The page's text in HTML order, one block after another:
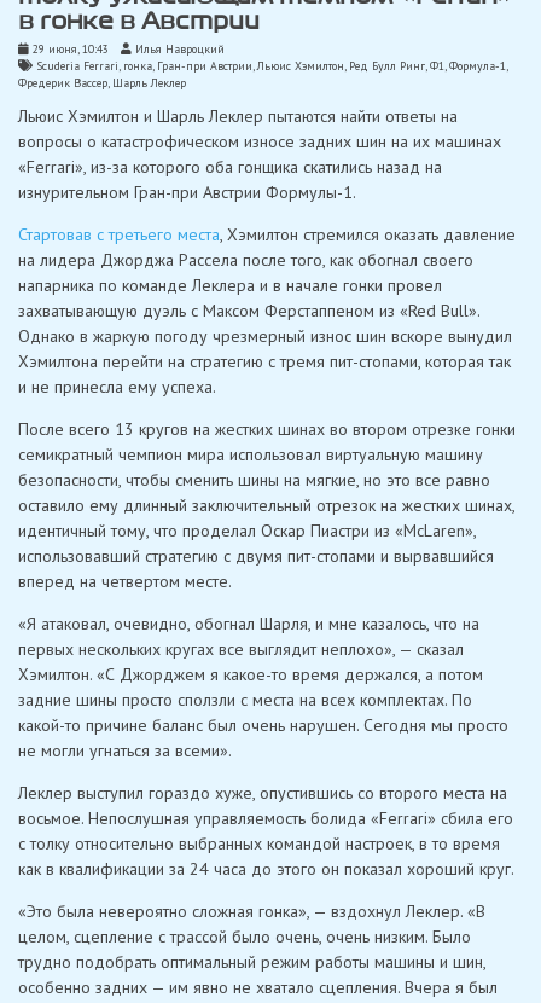
в гонке в Австрии
29 июня, 10:43
Илья Навроцкий
Scuderia Ferrari гонка Гран-при Австрии Льюис Хэмилтон Ред Булл Ринг Ф1 Формула-1
Фредерик Вассер Шарль Леклер
Льюис Хэмилтон и Шарль Леклер пытаются найти ответы на
вопросы о катастрофическом износе задних шин на их машинах
«Ferrari», из-за которого оба гонщика скатились назад на
изнурительном Гран-при Австрии Формулы-1.
Стартовав с третьего места , Хэмилтон стремился оказать давление
на лидера Джорджа Рассела после того, как обогнал своего
напарника по команде Леклера и в начале гонки провел
захватывающую дуэль с Максом Ферстаппеном из «Red Bull».
Однако в жаркую погоду чрезмерный износ шин вскоре вынудил
Хэмилтона перейти на стратегию с тремя пит-стопами, которая так
и не принесла ему успеха.
После всего 13 кругов на жестких шинах во втором отрезке гонки
семикратный чемпион мира использовал виртуальную машину
безопасности, чтобы сменить шины на мягкие, но это все равно
оставило ему длинный заключительный отрезок на жестких шинах,
идентичный тому, что проделал Оскар Пиастри из «McLaren»,
использовавший стратегию с двумя пит-стопами и вырвавшийся
вперед на четвертом месте.
«Я атаковал, очевидно, обогнал Шарля, и мне казалось, что на
первых нескольких кругах все выглядит неплохо», — сказал
Хэмилтон. «С Джорджем я какое-то время держался, а потом
задние шины просто сползли с места на всех комплектах. По
какой-то причине баланс был очень нарушен. Сегодня мы просто
не могли угнаться за всеми».
Леклер выступил гораздо хуже, опустившись со второго места на
восьмое. Непослушная управляемость болида «Ferrari» сбила его
с толку относительно выбранных командой настроек, в то время
как в квалификации за 24 часа до этого он показал хороший круг.
«Это была невероятно сложная гонка», — вздохнул Леклер. «В
целом, сцепление с трассой было очень, очень низким. Было
трудно подобрать оптимальный режим работы машины и шин,
особенно задних — им явно не хватало сцепления. Вчера я был